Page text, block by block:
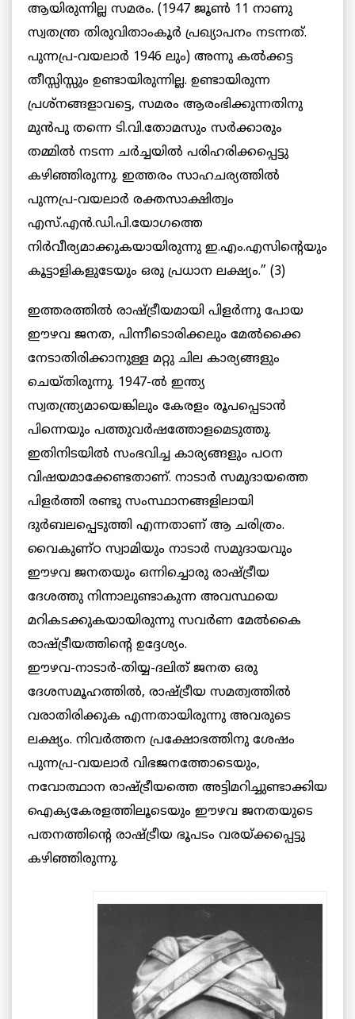
ആയിരുന്നില്ല സമരം. (1947 ജൂണ്‍ 11 നാണു
സ്വതന്ത്ര തിരുവിതാംകൂര്‍ പ്രഖ്യാപനം നടന്നത്.
പുന്നപ്ര-വയലാര്‍ 1946 ലും) അന്നു കല്‍ക്കട്ട
തീസ്സിസ്സും ഉണ്ടായിരുന്നില്ല. ഉണ്ടായിരുന്ന
പ്രശ്നങ്ങളാവട്ടെ, സമരം ആരംഭിക്കുന്നതിനു
മുന്‍പു തന്നെ ടി.വി.തോമസും സര്‍ക്കാരും
തമ്മില്‍ നടന്ന ചര്‍ച്ചയില്‍ പരിഹരിക്കപ്പെട്ടു
കഴിഞ്ഞിരുന്നു. ഇത്തരം സാഹചര്യത്തില്‍
പുന്നപ്ര-വയലാര്‍ രക്തസാക്ഷിത്വം
എസ്.എന്‍.ഡി.പി.യോഗത്തെ
നിര്‍വീര്യമാക്കുകയായിരുന്നു ഇ.എം.എസിന്‍റെയും
കൂട്ടാളികളുടേയും ഒരു പ്രധാന ലക്ഷ്യം.” (3)
ഇത്തരത്തില്‍ രാഷ്ട്രീയമായി പിളര്‍ന്നു പോയ
ഈഴവ ജനത, പിന്നീടൊരിക്കലും മേല്‍ക്കൈ
നേടാതിരിക്കാനുള്ള മറ്റു ചില കാര്യങ്ങളും
ചെയ്തിരുന്നു. 1947-ല്‍ ഇന്ത്യ
സ്വതന്ത്ര്യമായെങ്കിലും കേരളം രൂപപ്പെടാന്‍
പിന്നെയും പത്തുവര്‍ഷത്തോളമെടുത്തു.
ഇതിനിടയില്‍ സംഭവിച്ച കാര്യങ്ങളും പഠന
വിഷയമാക്കേണ്ടതാണ്. നാടാര്‍ സമുദായത്തെ
പിളര്‍ത്തി രണ്ടു സംസ്ഥാനങ്ങളിലായി
ദുര്‍ബലപ്പെടുത്തി എന്നതാണ് ആ ചരിത്രം.
വൈകുണ്ഠ സ്വാമിയും നാടാര്‍ സമുദായവും
ഈഴവ ജനതയും ഒന്നിച്ചൊരു രാഷ്ട്രീയ
ദേശത്തു നിന്നാലുണ്ടാകുന്ന അവസ്ഥയെ
മറികടക്കുകയായിരുന്നു സവര്‍ണ മേല്‍കൈ
രാഷ്ട്രീയത്തിന്‍റെ ഉദ്ദേശ്യം.
ഈഴവ-നാടാര്‍-തിയ്യ-ദലിത് ജനത ഒരു
ദേശസമൂഹത്തില്‍, രാഷ്ട്രീയ സമത്വത്തില്‍
വരാതിരിക്കുക എന്നതായിരുന്നു അവരുടെ
ലക്ഷ്യം. നിവര്‍ത്തന പ്രക്ഷോഭത്തിനു ശേഷം
പുന്നപ്ര-വയലാര്‍ വിഭജനത്തോടെയും,
നവോത്ഥാന രാഷ്ട്രീയത്തെ അട്ടിമറിച്ചുണ്ടാക്കിയ
ഐക്യകേരളത്തിലൂടെയും ഈഴവ ജനതയുടെ
പതനത്തിന്‍റെ രാഷ്ട്രീയ ഭൂപടം വരയ്ക്കപ്പെട്ടു
കഴിഞ്ഞിരുന്നു.